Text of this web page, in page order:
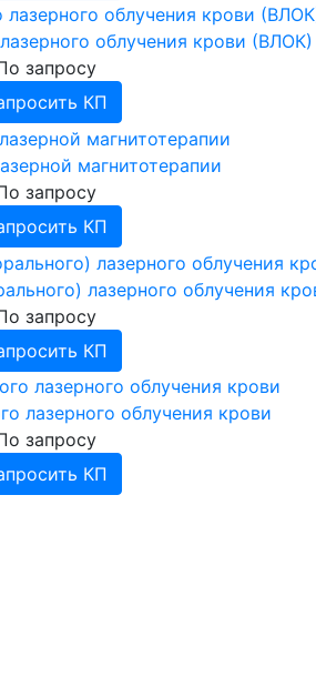
облучения крови (ВЛОК)
запросу
КП
магнитотерапии
запросу
КП
лазерного облучения
запросу
КП
лазерного облучения крови
запросу
КП